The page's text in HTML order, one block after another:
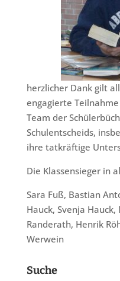
herzlicher Dank gilt
engagierte
Team der
Schulentscheids,
ihre tatkräftige
Die Klassensieger in
Sara Fuß, Bastian
Hauck, Svenja
Randerath, Henrik
Werwein
Suche